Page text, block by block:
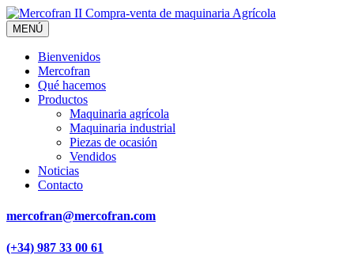
MENÚ
Bienvenidos
Mercofran
Qué hacemos
Productos
Maquinaria agrícola
Maquinaria industrial
Piezas de ocasión
Vendidos
Noticias
Contacto
mercofran@mercofran.com
(+34) 987 33 00 61